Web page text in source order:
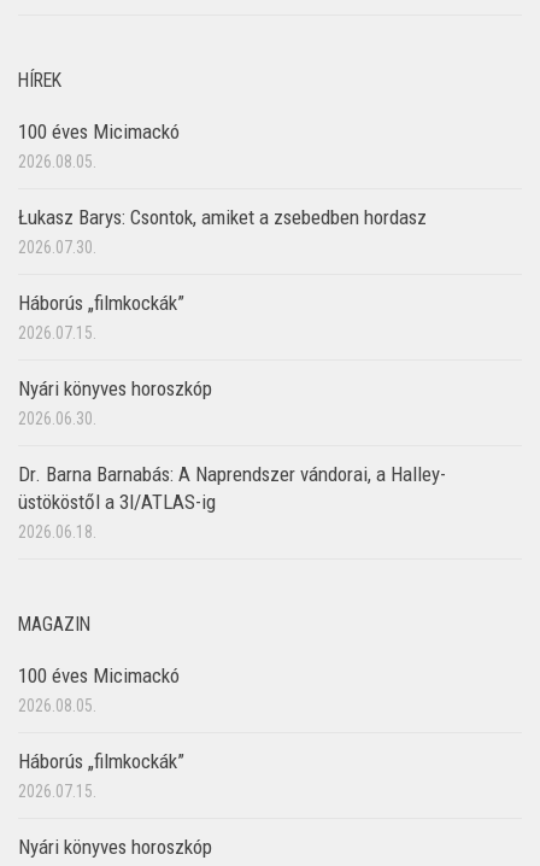
HÍREK
100 éves Micimackó
2026.08.05.
Łukasz Barys: Csontok, amiket a zsebedben hordasz
2026.07.30.
Háborús „filmkockák”
2026.07.15.
Nyári könyves horoszkóp
2026.06.30.
Dr. Barna Barnabás: A Naprendszer vándorai, a Halley-
üstököstől a 3I/ATLAS-ig
2026.06.18.
MAGAZIN
100 éves Micimackó
2026.08.05.
Háborús „filmkockák”
2026.07.15.
Nyári könyves horoszkóp